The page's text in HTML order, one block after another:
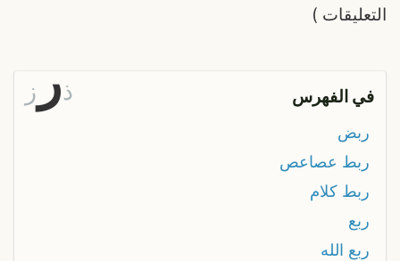
التعليقات )
في الفهرس ذر ز
ربض
ربط عصاعص
ربط كلام
ربع
ربع الله